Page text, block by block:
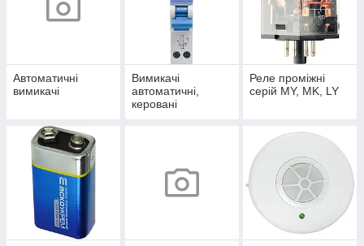
Автоматичні
вимикачі
Вимикачі
автоматичні,
керовані
Реле проміжні
серій MY, MK, LY